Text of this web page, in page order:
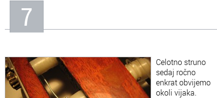
7
Celotno struno
sedaj ročno
enkrat obvijemo
okoli vijaka.